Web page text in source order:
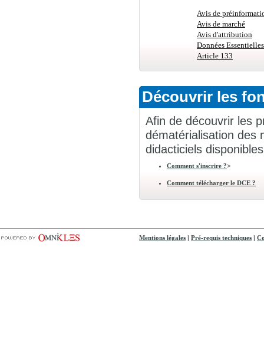
Avis de
Avis de marché
Avis d'attribution
Données Essentielles
Article 133
Découvrir les
Afin de découvrir les
dématérialisation des
didacticiels
Comment s'inscrire ?>
Comment télécharger le DCE ?
Mentions légales Pré-requis techniques